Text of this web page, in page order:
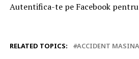
Autentifica-te pe Facebook
RELATED TOPICS: ACCIDENT